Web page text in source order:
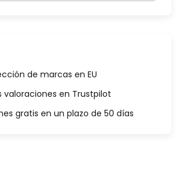
de marcas en EU
valoraciones en Trustpilot
gratis en un plazo de 50 días